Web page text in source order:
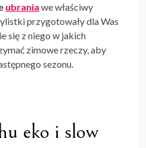
ubrania we właściwy
przygotowały dla Was
się z niego w jakich
zimowe rzeczy, aby
sezonu.
eko i slow